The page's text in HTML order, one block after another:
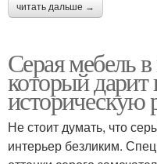
читать дальше →
Серая мебель
который дарит
историческую
Не стоит думать, что
интерьер безликим.